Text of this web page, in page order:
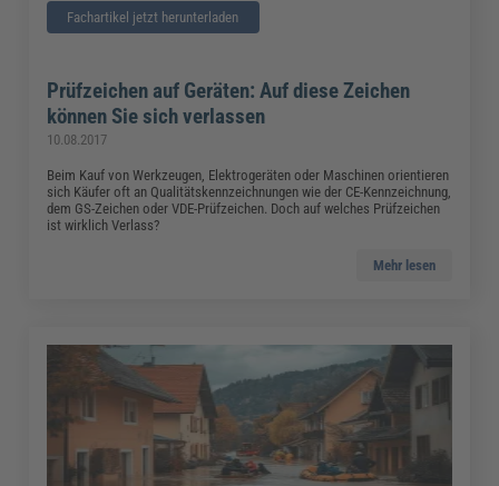
Fachartikel jetzt herunterladen
Prüfzeichen auf Geräten: Auf diese Zeichen
können Sie sich verlassen
10.08.2017
Beim Kauf von Werkzeugen, Elektrogeräten oder Maschinen orientieren
sich Käufer oft an Qualitätskennzeichnungen wie der CE-Kennzeichnung,
dem GS-Zeichen oder VDE-Prüfzeichen. Doch auf welches Prüfzeichen
ist wirklich Verlass?
Mehr lesen